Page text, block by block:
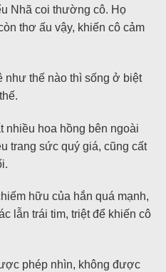
Nhã coi thường cô. Họ
thơ ấu vậy, khiến cô cảm
như thế nào thì sống ở biệt
nhiều hoa hồng bên ngoài
trang sức quý giá, cũng cất
hữu của hắn quá mạnh,
lẫn trái tim, triệt để khiến cô
phép nhìn, không được